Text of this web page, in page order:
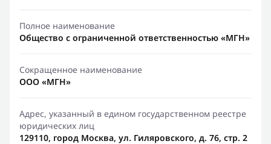
Полное наименование
Общество с ограниченной ответственностью «МГН»
Сокращенное наименование
ООО «МГН»
Адрес, указанный в едином государственном реестре
юридических лиц
129110, город Москва, ул. Гиляровского, д. 76, стр. 2